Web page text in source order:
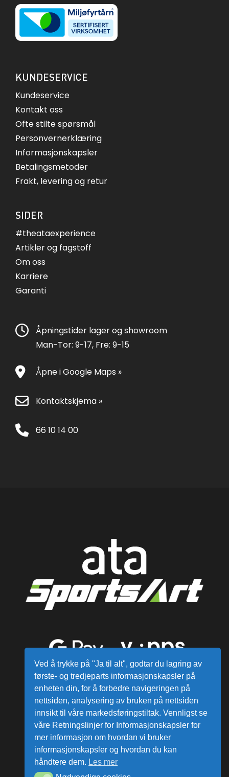
KUNDESERVICE
Kundeservice
Kontakt oss
Ofte stilte spørsmål
Personvernerklæring
Informasjonskapsler
Betalingsmetoder
Frakt, levering og retur
SIDER
#theataexperience
Artikler og fagstoff
Om oss
Karriere
Garanti
Åpningstider lager og showroom
Man-Tor: 9-17, Fre: 9-15
Åpne i Google Maps »
Kontaktskjema »
66 10 14 00
Alle varer sendes fra vårt lager i
Norge
Ved å trykke på "Ja til alt", godtar du lagring av
første- og tredjeparts informasjonskapsler på
enheten din, for å forbedre navigeringen på
nettsiden, analysering av bruken på nettsiden
innsikt til våre markedsføringstiltak. Vennligst se
våre Retningslinjer for Informasjonskapsler for
mer informasjon om hvordan vi bruker
informasjonskapsler og hvordan du kan
håndtere dem. Les mer